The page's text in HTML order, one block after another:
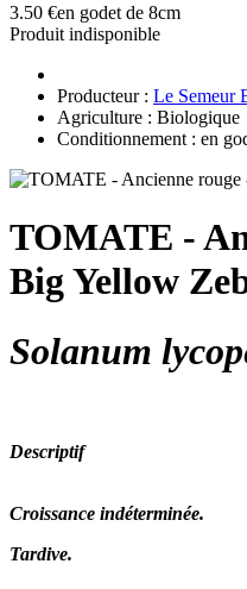
3.50 €en godet de 8cm
Produit indisponible
Producteur : Le Semeur
Agriculture : Biologique
Conditionnement : en
TOMATE -
Big Yellow
Solanum
Descriptif
Croissance indéterminée.
Tardive.